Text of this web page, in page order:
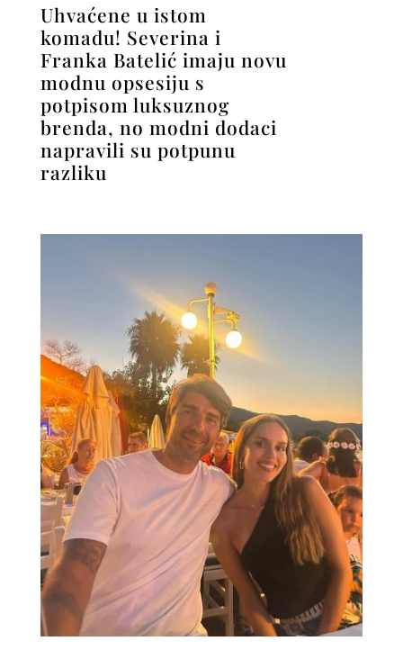
Uhvaćene u istom
komadu! Severina i
Franka Batelić imaju novu
modnu opsesiju s
potpisom luksuznog
brenda, no modni dodaci
napravili su potpunu
razliku